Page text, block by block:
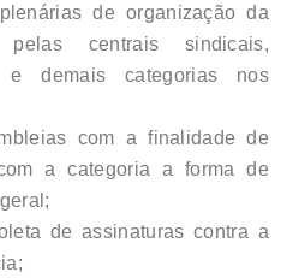
de organização da
pelas centrais sindicais,
e demais categorias nos
com a finalidade de
a categoria a forma de
de assinaturas contra a